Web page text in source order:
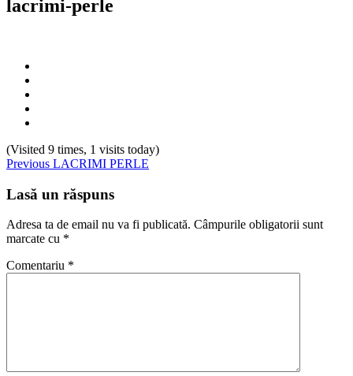
lacrimi-perle
(Visited 9 times, 1 visits today)
Continue
Reading
Previous LACRIMI PERLE
Lasă un răspuns
Adresa ta de email nu va fi publicată. Câmpurile obligatorii sunt
marcate cu *
Comentariu *